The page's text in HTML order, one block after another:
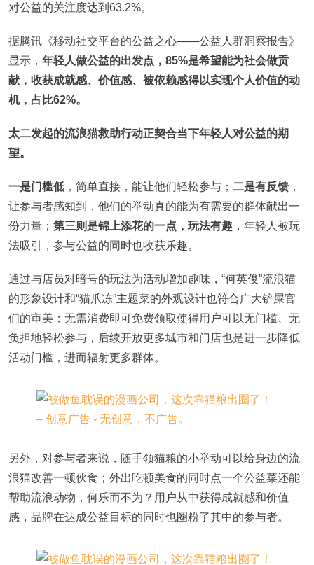
对公益的关注度达到63.2%。
据腾讯《移动社交平台的公益之心——公益人群洞察报告》
显示， 年轻人做公益的出发点，85%是希望能为社会做贡
献，收获成就感、价值感、被依赖感得以实现个人价值的动
机，占比62%。
太二发起的流浪猫救助行动正契合当下年轻人对公益的期
望。
一是门槛低 ，简单直接，能让他们轻松参与； 二是有反馈 ，
让参与者感知到，他们的举动真的能为有需要的群体献出一
份力量； 第三则是锦上添花的一点，玩法有趣 ，年轻人被玩
法吸引，参与公益的同时也收获乐趣。
通过与店员对暗号的玩法为活动增加趣味，“何英俊”流浪猫
的形象设计和“猫爪冻”主题菜的外观设计也符合广大铲屎官
们的审美；无需消费即可免费领取使得用户可以无门槛、无
负担地轻松参与，后续开放更多城市和门店也是进一步降低
活动门槛，进而辐射更多群体。
另外，对参与者来说，随手领猫粮的小举动可以给身边的流
浪猫改善一顿伙食；外出吃顿美食的同时点一个公益菜还能
帮助流浪动物，何乐而不为？用户从中获得成就感和价值
感，品牌在达成公益目标的同时也圈粉了其中的参与者。